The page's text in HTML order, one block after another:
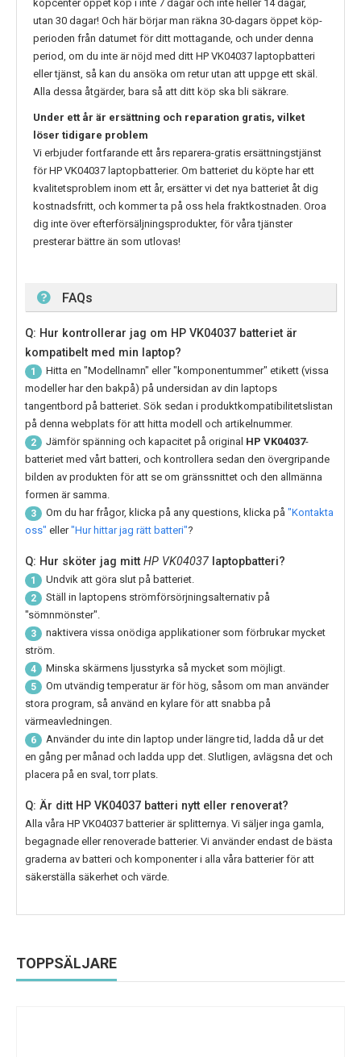
köpcenter öppet köp i inte 7 dagar och inte heller 14 dagar,
utan 30 dagar! Och här börjar man räkna 30-dagars öppet köp-
perioden från datumet för ditt mottagande, och under denna
period, om du inte är nöjd med ditt HP VK04037 laptopbatteri
eller tjänst, så kan du ansöka om retur utan att uppge ett skäl.
Alla dessa åtgärder, bara så att ditt köp ska bli säkrare.
Under ett år är ersättning och reparation gratis, vilket
löser tidigare problem
Vi erbjuder fortfarande ett års reparera-gratis ersättningstjänst
förHP VK04037 laptopbatterier. Om batteriet du köpte har ett
kvalitetsproblem inom ett år, ersätter vi det nya batteriet åt dig
kostnadsfritt, och kommer ta på oss hela fraktkostnaden. Oroa
dig inte över efterförsäljningsprodukter, för våra tjänster
presterar bättre än som utlovas!
FAQs
Q: Hur kontrollerar jag om HP VK04037 batteriet är
kompatibelt med min laptop?
1
Hitta en "Modellnamn" eller "komponentummer" etikett (vissa
modeller har den bakpå) på undersidan av din laptops
tangentbord på batteriet. Sök sedan i produktkompatibilitetslistan
på denna webplats för att hitta modell och artikelnummer.
2 Jämför spänning och kapacitet på original HP VK04037-
batteriet med vårt batteri, och kontrollera sedan den övergripande
bilden av produkten för att se om gränssnittet och den allmänna
formen är samma.
3 Om du har frågor, klicka på any questions, klicka på "Kontakta
oss" eller"Hur hittar jag rätt batteri"?
Q: Hur sköter jag mitt HP VK04037 laptopbatteri?
1 Undvik att göra slut på batteriet.
2
Ställ in laptopens strömförsörjningsalternativ på
"sömnmönster".
3
naktivera vissa onödiga applikationer som förbrukar mycket
ström.
4 Minska skärmens ljusstyrka så mycket som möjligt.
5
Om utvändig temperatur är för hög, såsom om man använder
stora program, så använd en kylare för att snabba på
värmeavledningen.
6
Använder du inte din laptop under längre tid, ladda då ur det
en gång per månad och ladda upp det. Slutligen, avlägsna det och
placera på en sval, torr plats.
Q: Är ditt HP VK04037 batteri nytt eller renoverat?
Alla våra HP VK04037 batterier är splitternya. Vi säljer inga gamla,
begagnade eller renoverade batterier. Vi använder endast de bästa
graderna av batteri och komponenter i alla våra batterier för att
säkerställa säkerhet och värde.
TOPPSÄLJARE